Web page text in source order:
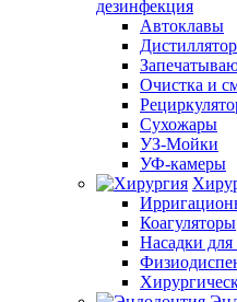
дезинфекция
Автоклавы
Очистка и
Сухожары
УЗ-Мойки
УФ-камеры
Коагуляторы
Насадки для